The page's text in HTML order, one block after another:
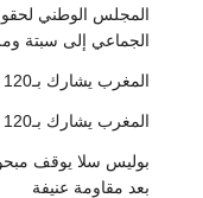
المجلس الوطني
الجماعي إلى سبتة
المغرب يشارك بـ120 رياضيا في دورة تارانتو 2026
المغرب يشارك بـ120 رياضيا في دورة تارانتو 2026
بوليس سلا يوقف
بعد مقاومة عنيفة